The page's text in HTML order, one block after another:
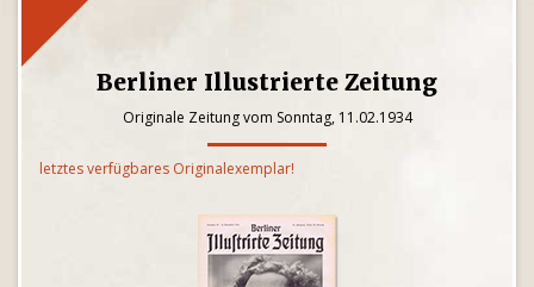
Berliner Illustrierte Zeitung
Originale Zeitung vom Sonntag, 11.02.1934
letztes verfügbares Originalexemplar!